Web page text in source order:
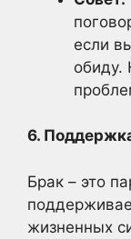
если
обиду.
6.
Брак – это
жизненных